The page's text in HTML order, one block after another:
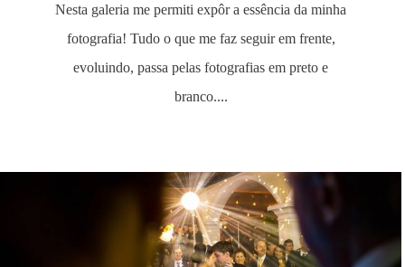
Nesta galeria me permiti expôr a essência da minha
fotografia! Tudo o que me faz seguir em frente,
evoluindo, passa pelas fotografias em preto e
branco....